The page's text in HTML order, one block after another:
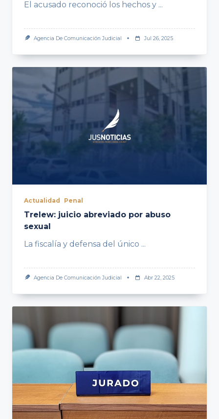
El acusado reconoció los hechos y ...
Agencia De Comunicación Judicial Jul 26, 2025
Actualidad Penal
Trelew: juicio abreviado por abuso
sexual
La fiscalía y defensa del único ...
Agencia De Comunicación Judicial Abr 22, 2025